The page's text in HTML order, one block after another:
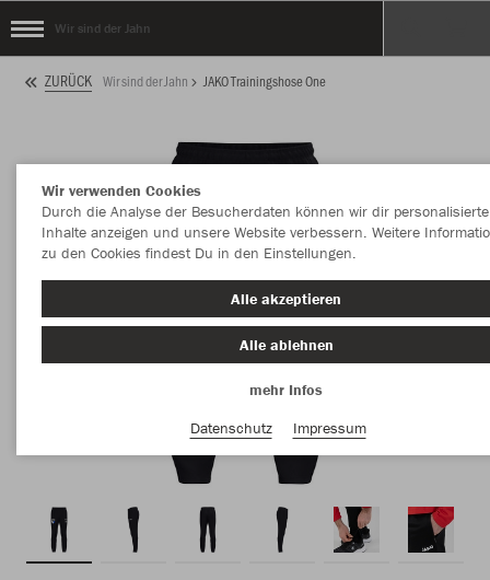
Wir sind der Jahn
ZURÜCK Wir sind der Jahn JAKO Trainingshose One
Wir verwenden Cookies
Durch die Analyse der Besucherdaten können wir dir personalisierte
Inhalte anzeigen und unsere Website verbessern. Weitere
zu den Cookies findest Du in den Einstellungen.
Alle akzeptieren
Alle ablehnen
mehr Infos
Datenschutz
Impressum